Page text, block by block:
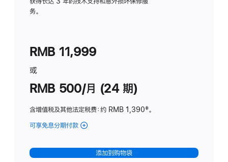
务。
RMB 11,999
或
RMB 500/月 (24 期)
含增值税及其他法定税费：约 RMB 1,390脚
‡。
可享免息分期付款 (Studio
-
标
添加到购物袋